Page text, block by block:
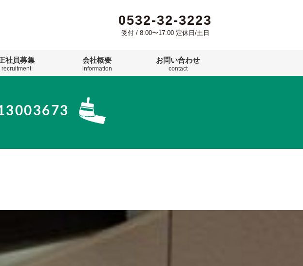
0532-32-3223
受付 / 8:00〜17:00 定休日/土日
社員募集
recruitment
会社概要
information
お問い合わせ
contact